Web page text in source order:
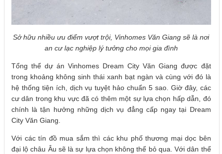
Sở hữu nhiều ưu điểm vượt trội, Vinhomes Văn Giang sẽ là nơi
an cư lạc nghiệp lý tưởng cho mọi gia đình
Tổng thể dự án Vinhomes Dream City Văn Giang được đặt
trong khoảng không sinh thái xanh bạt ngàn và cùng với đó là
hệ thống tiện ích, dịch vụ tuyệt hảo chuẩn 5 sao. Giờ đây, các
cư dân trong khu vực đã có thêm một sự lựa chọn hấp dẫn, đó
chính là tận hưởng những dịch vụ đẳng cấp ngay tại Dream
City Văn Giang.
Với các tín đồ mua sắm thì các khu phố thương mại dọc bên
đại lộ châu Âu sẽ là sự lựa chọn không thể bỏ qua. Với dân thể